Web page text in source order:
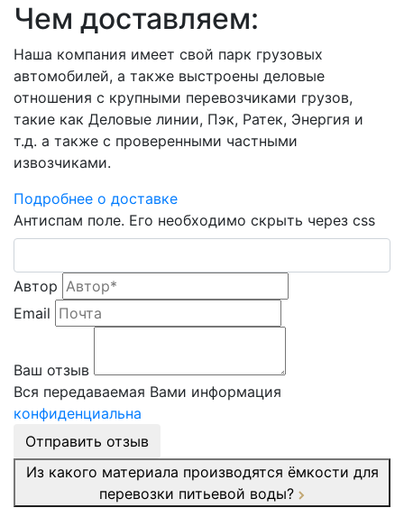
Чем доставляем:
Наша компания имеет свой парк грузовых
автомобилей, а также выстроены деловые
отношения с крупными перевозчиками грузов,
такие как Деловые линии, Пэк, Ратек, Энергия и
т.д. а также с проверенными частными
извозчиками.
Подробнее о доставке
Антиспам поле. Его необходимо скрыть через css
Автор
Email
Ваш отзыв
Вся передаваемая Вами информация
конфиденциальна
Отправить отзыв
Из какого материала производятся ёмкости для
перевозки питьевой воды?